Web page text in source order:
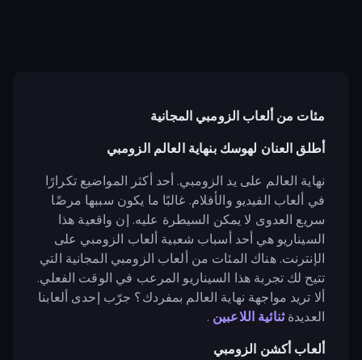
مئات من ألعاب الزومبي المجانية
أطلق العنان لهوسك بنهاية العالم الزومبي
نهاية العالم على يد الزومبي. أحد أكثر المواضيع تكرارًا
في ألعاب الفيديو والأفلام. غالبًا ما يكون سببها مرضًا
سريع العدوى لا يمكن السيطرة عليه. إن واقعية هذا
السيناريو هي أحد أسباب شعبية ألعاب الزومبي على
الإنترنت. هناك المئات من ألعاب الزومبي المجانية التي
تتيح لك تجربة هذا السيناريو المرعب في الوقت الفعلي.
ألا تريد مواجهة نهاية العالم بمفردك؟ جرّب إحدى ألعابنا
العديدةثنائية اللاعبين .
ألعاب أكشن الزومبي